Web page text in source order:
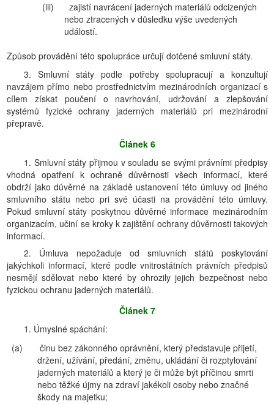
(iii)
zajistí navrácení jaderných materiálů odcizených
nebo ztracených v důsledku výše uvedených
událostí.
Způsob provádění této spolupráce určují dotčené smluvní státy.
3. Smluvní státy podle potřeby spolupracují a konzultují
navzájem přímo nebo prostřednictvím mezinárodních organizací s
cílem získat poučení o navrhování, udržování a zlepšování
systémů fyzické ochrany jaderných materiálů pri mezinárodní
přepravě.
Článek 6
1. Smluvní státy přijmou v souladu se svými právními předpisy
vhodná opatření k ochraně důvěrnosti všech informací, které
obdrží jako důvěrné na základě ustanovení této úmluvy od jiného
smluvního státu nebo pri své účasti na provádění této úmluvy.
Pokud smluvní státy poskytnou důvěrné informace mezinárodním
organizacím, učiní se kroky k zajištění ochrany důvěrnosti takových
informací.
2. Úmluva nepožaduje od smluvních států poskytování
jakýchkoli informací, které podle vnitrostátních právních předpisů
nesmějí sdělovat nebo které by ohrozily jejich bezpečnost nebo
fyzickou ochranu jaderných materiálů.
Článek 7
1. Úmyslné spáchání:
(a)
činu bez zákonného oprávnění, který představuje přijetí,
držení, užívání, předání, změnu, ukládání či rozptylování
jaderných materiálů a který je či může být příčinou smrti
nebo těžké újmy na zdraví jakékoli osoby nebo značné
škody na majetku;